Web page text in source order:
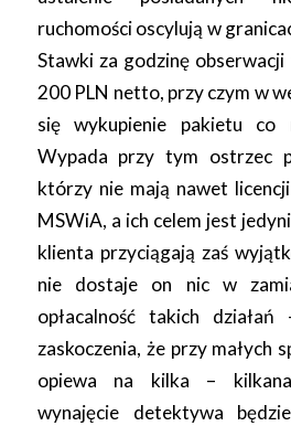
ruchomości oscylują w
Stawki za godzinę
200 PLN netto, przy czym w
się wykupienie pakietu
Wypada przy tym ostrzec
którzy nie mają nawet
MSWiA, a ich celem jest
klienta przyciągają zaś
nie dostaje on nic w
opłacalność takich
zaskoczenia, że przy małych
opiewa na kilka –
wynajęcie detektywa